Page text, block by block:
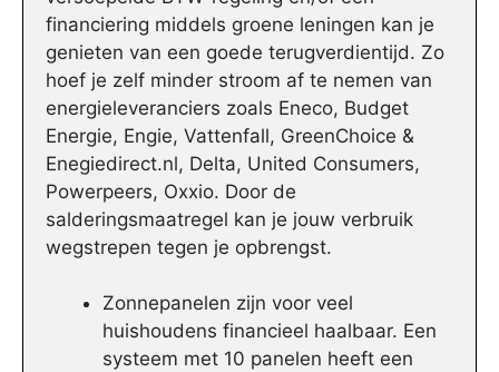
financiering middels groene leningen kan je
genieten van een goede terugverdientijd. Zo
hoef je zelf minder stroom af te nemen van
energieleveranciers zoals Eneco, Budget
Energie, Engie, Vattenfall, GreenChoice &
Enegiedirect.nl, Delta, United Consumers,
Powerpeers, Oxxio. Door de
salderingsmaatregel kan je jouw verbruik
wegstrepen tegen je opbrengst.
Zonnepanelen zijn voor veel
huishoudens financieel haalbaar. Een
systeem met 10 panelen heeft een